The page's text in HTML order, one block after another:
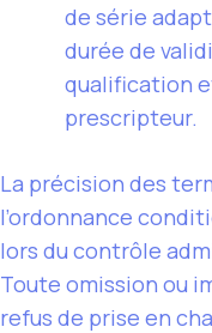
de série
durée de
qualification
prescripteur.
La précision des
l’ordonnance
lors du contrôle
Toute omission ou
refus de prise en